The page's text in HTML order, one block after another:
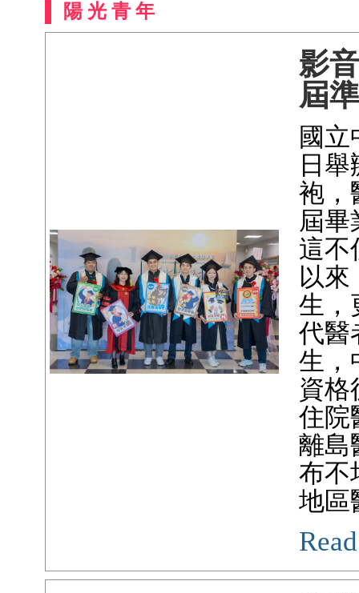
陽 光 青 年
影
屆
國
日
袍，
屆畢
這不
以來
生，
代醫
生，
資格
住院
離島
布不
地區